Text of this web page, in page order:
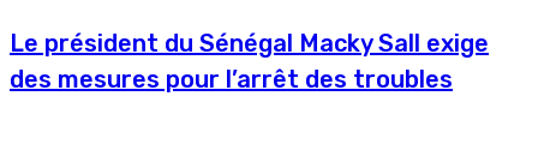
Le président du Sénégal Macky Sall exige
des mesures pour l’arrêt des troubles